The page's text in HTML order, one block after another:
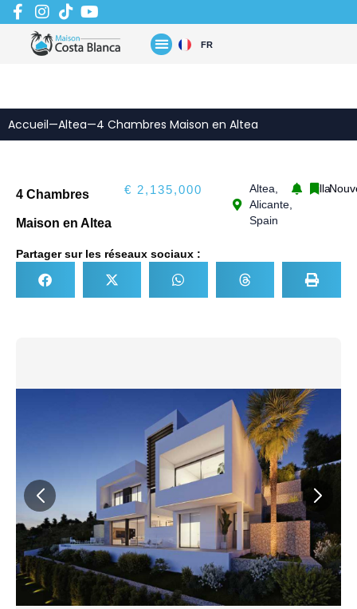
Aller
au
contenu
FR
Accueil—Altea—4 Chambres Maison en Altea
4 Chambres
Maison en Altea
€ 2,135,000
Altea,
Alicante,
Spain
Villa
Partager sur les réseaux sociaux :